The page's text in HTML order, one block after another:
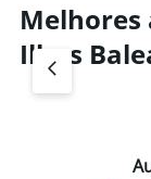
Melhores
Ilhas